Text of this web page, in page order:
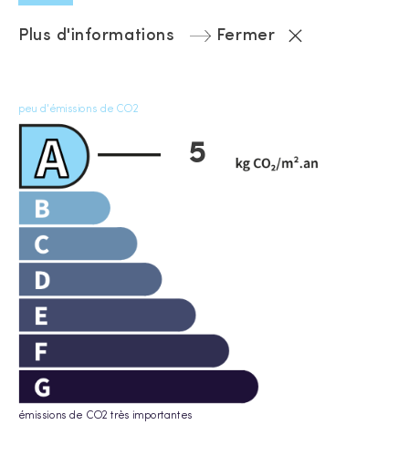
Plus d'informations Fermer
peu d'émissions de CO2
émissions de CO2 très importantes
5